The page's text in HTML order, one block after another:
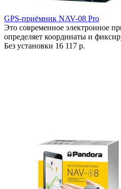
GPS-приёмник NAV-08 Pro
Это современное электронное
определяет координаты и
Без установки 16 117 р.